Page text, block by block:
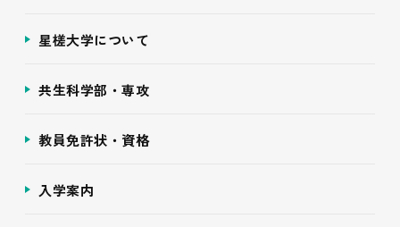
星槎大学について
共生科学部・専攻
教員免許状・資格
入学案内